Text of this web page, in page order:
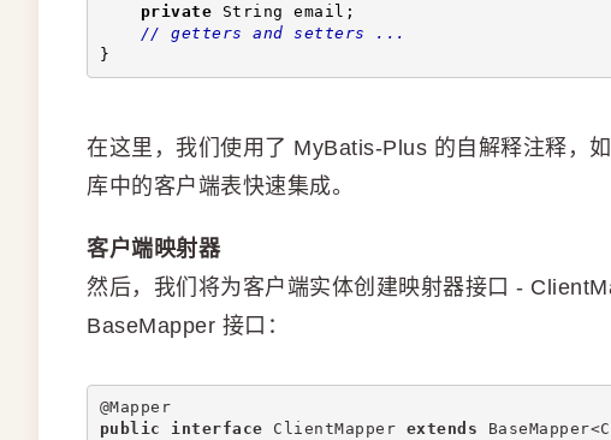
private String email;
// getters and setters ...
}
在这里，我们使用了 MyBatis-Plus 的自解释注释，
库中的客户端表快速集成。
客户端映射器
然后，我们将为客户端实体创建映射器接口 -
BaseMapper 接口：
@Mapper
public
interface ClientMapper extends